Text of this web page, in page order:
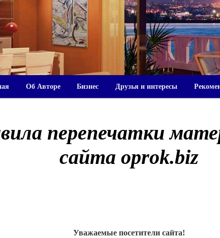
Об Авторе Бизнес Друзья и интересы
перепечатки
cайта oprok.biz
Уважаемые посетители сайта!